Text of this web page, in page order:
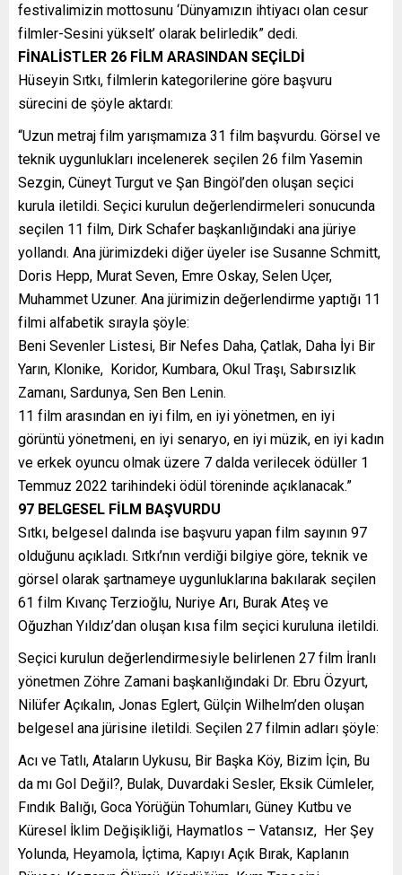
festivalimizin mottosunu ‘Dünyamızın ihtiyacı olan cesur
filmler-Sesini yükselt’ olarak belirledik” dedi.
FİNALİSTLER 26 FİLM ARASINDAN SEÇİLDİ
Hüseyin Sıtkı, filmlerin kategorilerine göre başvuru
sürecini de şöyle aktardı:
“Uzun metraj film yarışmamıza 31 film başvurdu. Görsel ve
teknik uygunlukları incelenerek seçilen 26 film Yasemin
Sezgin, Cüneyt Turgut ve Şan Bingöl’den oluşan seçici
kurula iletildi. Seçici kurulun değerlendirmeleri sonucunda
seçilen 11 film, Dirk Schafer başkanlığındaki ana jüriye
yollandı. Ana jürimizdeki diğer üyeler ise Susanne Schmitt,
Doris Hepp, Murat Seven, Emre Oskay, Selen Uçer,
Muhammet Uzuner. Ana jürimizin değerlendirme yaptığı 11
filmi alfabetik sırayla şöyle:
Beni Sevenler Listesi, Bir Nefes Daha, Çatlak, Daha İyi Bir
Yarın, Klonike, Koridor, Kumbara, Okul Traşı, Sabırsızlık
Zamanı, Sardunya, Sen Ben Lenin.
11 film arasından en iyi film, en iyi yönetmen, en iyi
görüntü yönetmeni, en iyi senaryo, en iyi müzik, en iyi kadın
ve erkek oyuncu olmak üzere 7 dalda verilecek ödüller 1
Temmuz 2022 tarihindeki ödül töreninde açıklanacak.”
97 BELGESEL FİLM BAŞVURDU
Sıtkı, belgesel dalında ise başvuru yapan film sayının 97
olduğunu açıkladı. Sıtkı’nın verdiği bilgiye göre, teknik ve
görsel olarak şartnameye uygunluklarına bakılarak seçilen
61 film Kıvanç Terzioğlu, Nuriye Arı, Burak Ateş ve
Oğuzhan Yıldız’dan oluşan kısa film seçici kuruluna iletildi.
Seçici kurulun değerlendirmesiyle belirlenen 27 film İranlı
yönetmen Zöhre Zamani başkanlığındaki Dr. Ebru Özyurt,
Nilüfer Açıkalın, Jonas Eglert, Gülçin Wilhelm’den oluşan
belgesel ana jürisine iletildi. Seçilen 27 filmin adları şöyle:
Acı ve Tatlı, Ataların Uykusu, Bir Başka Köy, Bizim İçin, Bu
da mı Gol Değil?, Bulak, Duvardaki Sesler, Eksik Cümleler,
Fındık Balığı, Goca Yörüğün Tohumları, Güney Kutbu ve
Küresel İklim Değişikliği, Haymatlos – Vatansız, Her Şey
Yolunda, Heyamola, İçtima, Kapıyı Açık Bırak, Kaplanın